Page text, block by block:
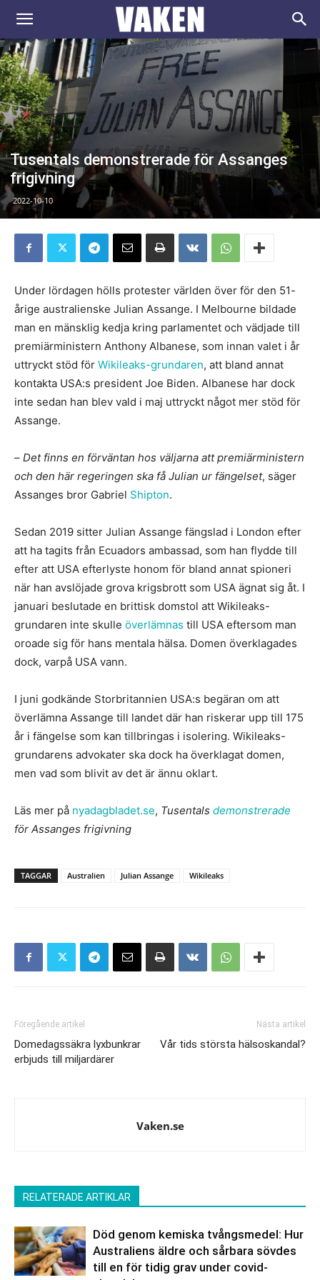
VAKEN.se
Tusentals demonstrerade för Assanges
frigivning
2022-10-10
Under lördagen hölls protester världen över för den 51-
årige australienske Julian Assange. I Melbourne bildade
man en mänsklig kedja kring parlamentet och vädjade till
premiärministern Anthony Albanese, som innan valet i år
uttryckt stöd för Wikileaks-grundaren, att bland annat
kontakta USA:s president Joe Biden. Albanese har dock
inte sedan han blev vald i maj uttryckt något mer stöd för
Assange.
– Det finns en förväntan hos väljarna att premiärministern
och den här regeringen ska få Julian ur fängelset, säger
Assanges bror Gabriel Shipton.
Sedan 2019 sitter Julian Assange fängslad i London efter
att ha tagits från Ecuadors ambassad, som han flydde till
efter att USA efterlyste honom för bland annat spioneri
när han avslöjade grova krigsbrott som USA ägnat sig åt. I
januari beslutade en brittisk domstol att Wikileaks-
grundaren inte skulle överlämnas till USA eftersom man
oroade sig för hans mentala hälsa. Domen överklagades
dock, varpå USA vann.
I juni godkände Storbritannien USA:s begäran om att
överlämna Assange till landet där han riskerar upp till 175
år i fängelse som kan tillbringas i isolering. Wikileaks-
grundarens advokater ska dock ha överklagat domen,
men vad som blivit av det är ännu oklart.
Läs mer på nyadagbladet.se, Tusentals demonstrerade
för Assanges frigivning
TAGGAR Australien Julian Assange Wikileaks
Föregående artikel
Domedagssäkra lyxbunkrar
erbjuds till miljardärer
Nästa artikel
Vår tids största hälsoskandal?
Vaken.se
RELATERADE ARTIKLAR
Död genom kemiska tvångsmedel: Hur
Australiens äldre och sårbara sövdes
till en för tidig grav under covid-